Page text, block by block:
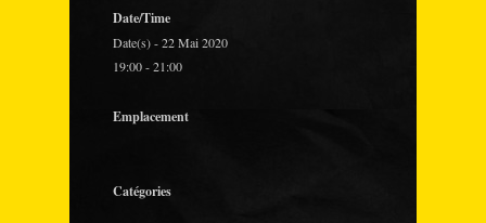
Date/Time
Date(s) - 22 Mai 2020
19:00 - 21:00
Emplacement
Catégories